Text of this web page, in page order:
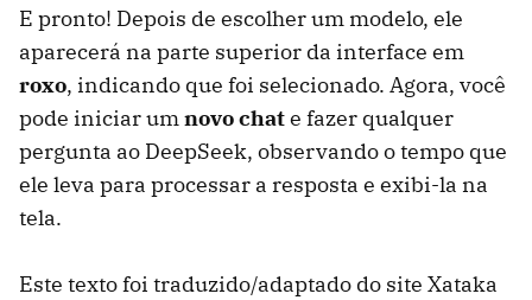
E pronto! Depois de escolher um modelo, ele
aparecerá na parte superior da interface em
roxo, indicando que foi selecionado. Agora, você
pode iniciar umnovo chate fazer qualquer
pergunta ao DeepSeek, observando o tempo que
ele leva para processar a resposta e exibi-la na
tela.
Este texto foi traduzido/adaptado do site Xataka